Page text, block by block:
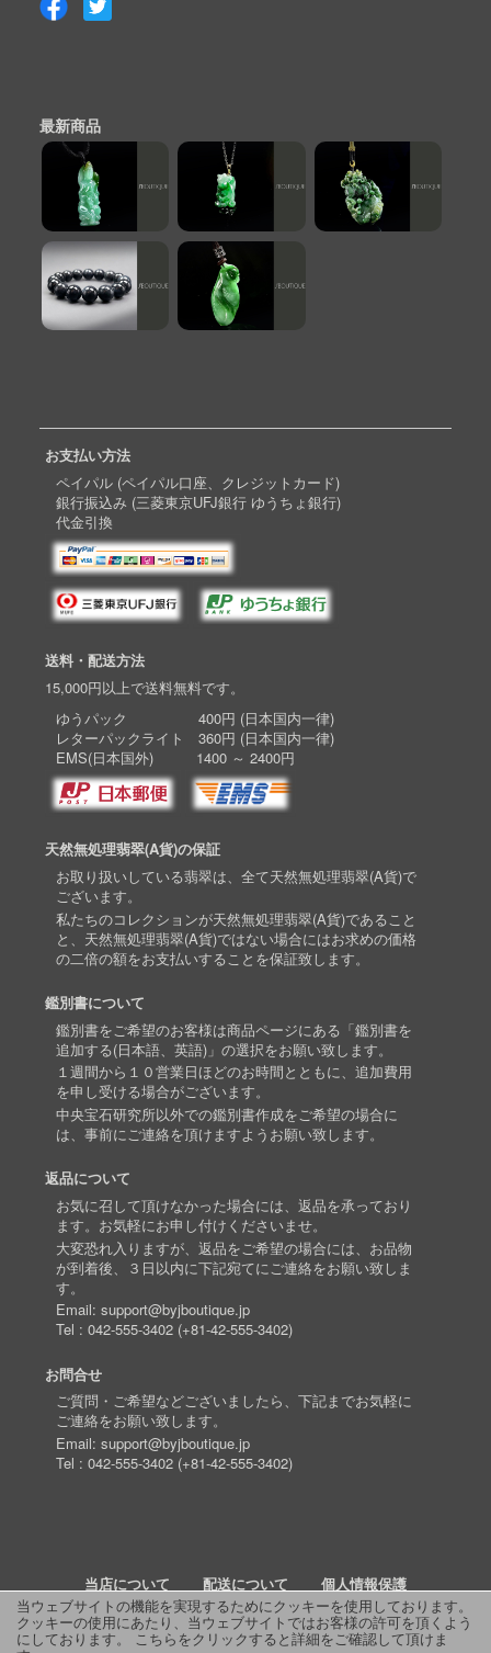
当ウェブサイトの機能を実現するためにクッキーを使用しております。
クッキーの使用にあたり、当ウェブサイトではお客様の許可を頂くよう
にしております。 こちらをクリックすると詳細をご確認して頂けま
最新商品
お支払い方法
ペイパル (ペイパル口座、クレジットカード)
銀行振込み (三菱東京UFJ銀行 ゆうちょ銀行)
代金引換
送料・配送方法
15,000円以上で送料無料です。
ゆうパック 400円 (日本国内一律)
レターパックライト 360円 (日本国内一律)
EMS(日本国外) 1400 ～ 2400円
天然無処理翡翠(A貨)の保証
お取り扱いしている翡翠は、全て天然無処理翡翠(A貨)で
ございます。
私たちのコレクションが天然無処理翡翠(A貨)であること
と、天然無処理翡翠(A貨)ではない場合にはお求めの価格
の二倍の額をお支払いすることを保証致します。
鑑別書について
鑑別書をご希望のお客様は商品ページにある「鑑別書を
追加する(日本語、英語)」の選択をお願い致します。
１週間から１０営業日ほどのお時間とともに、追加費用
を申し受ける場合がございます。
中央宝石研究所以外での鑑別書作成をご希望の場合に
は、事前にご連絡を頂けますようお願い致します。
返品について
お気に召して頂けなかった場合には、返品を承っており
ます。お気軽にお申し付けくださいませ。
大変恐れ入りますが、返品をご希望の場合には、お品物
が到着後、３日以内に下記宛てにご連絡をお願い致しま
す。
Email: support@byjboutique.jp
Tel : 042-555-3402(+81-42-555-3402)
お問合せ
ご質問・ご希望などございましたら、下記までお気軽に
ご連絡をお願い致します。
Email: support@byjboutique.jp
Tel : 042-555-3402(+81-42-555-3402)
当店について 配送について
個人情報保護
詳細検索
よくあるご質問 お問い合わせ RSS